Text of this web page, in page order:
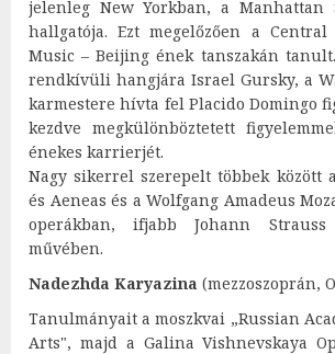
jelenleg New Yorkban, a Manhattan
hallgatója. Ezt megelőzően a
Music – Beijing ének tanszakán
rendkívüli hangjára Israel Gursky, a
karmestere hívta fel Placido Domingo
kezdve megkülönböztetett
énekes karrierjét.
Nagy sikerrel szerepelt többek között
és Aeneas és a Wolfgang Amadeus
operákban, ifjabb Johann
művében.
Nadezhda Karyazina (mezzoszoprán,
Tanulmányait a moszkvai „Russian
Arts", majd a Galina Vishnevskaya